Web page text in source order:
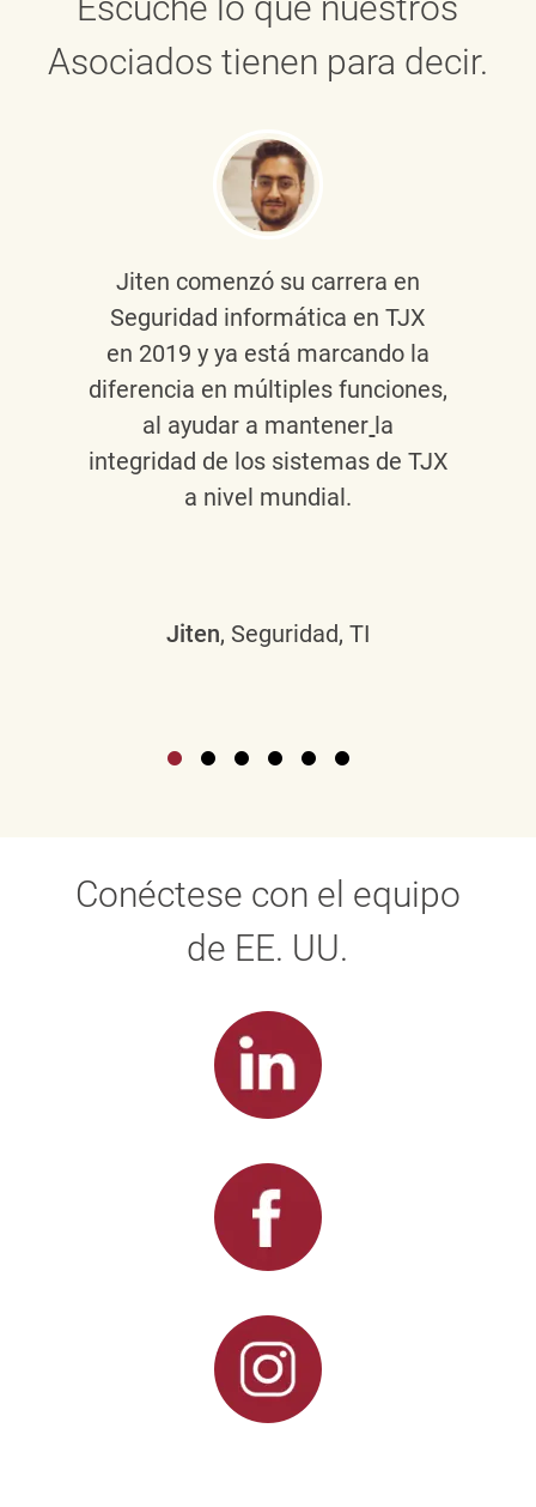
Asociados tienen para decir.
Jiten comenzó su carrera en
Seguridad informática en TJX
en 2019 y ya está marcando la
diferencia en múltiples funciones,
al ayudar a mantener la
integridad de los sistemas de TJX
a nivel mundial.
Jiten, Seguridad, TI
Conéctese con el equipo
de EE. UU.